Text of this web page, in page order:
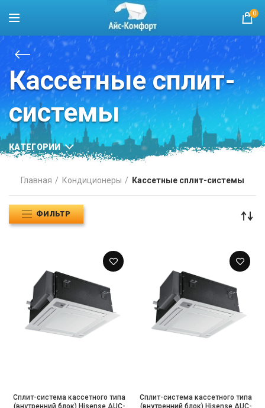
0
Кассетные сплит-
системы
КАТЕГОРИИ
Главная Кондиционеры Кассетные сплит-системы
ФИЛЬТР
Сплит-система кассетного типа
(внутренний блок) Hisense AUC-
Сплит-система кассетного типа
(внутренний блок) Hisense AUC-